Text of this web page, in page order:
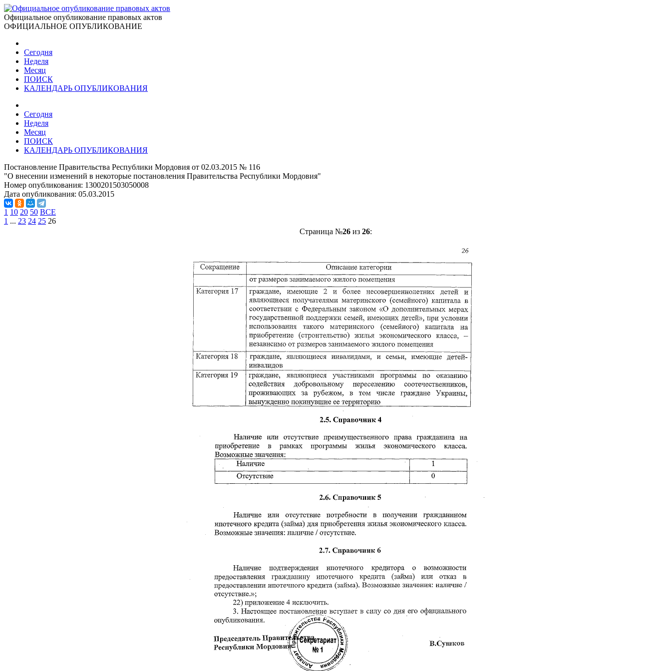
Официальное опубликование правовых актов
ОФИЦИАЛЬНОЕ ОПУБЛИКОВАНИЕ
Сегодня
Неделя
Месяц
ПОИСК
КАЛЕНДАРЬ ОПУБЛИКОВАНИЯ
Сегодня
Неделя
Месяц
ПОИСК
КАЛЕНДАРЬ ОПУБЛИКОВАНИЯ
Постановление Правительства Республики Мордовия от 02.03.2015 № 116
"О внесении изменений в некоторые постановления Правительства Республики Мордовия"
Номер опубликования: 1300201503050008
Дата опубликования: 05.03.2015
1 10 20 50 ВСЕ
1 ... 23 24 25 26
Страница №26из 26: